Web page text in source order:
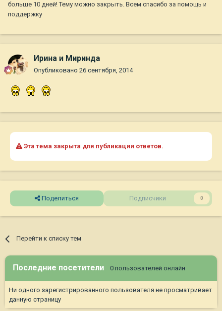
больше 10 дней! Тему можно закрыть. Всем спасибо за помощь и
поддержку
Ирина и Миринда
Опубликовано 26 сентября, 2014
Эта тема закрыта для публикации ответов.
Поделиться Подписчики 0
Перейти к списку тем
Последние посетители 0 пользователей онлайн
Ни одного зарегистрированного пользователя не просматривает
данную страницу